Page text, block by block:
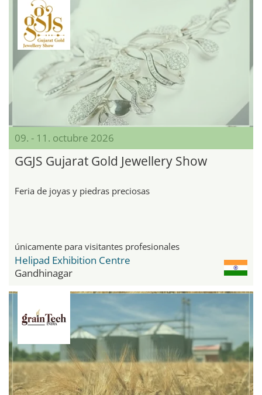
09. - 11. octubre 2026
GGJS Gujarat Gold Jewellery Show
Feria de joyas y piedras preciosas
únicamente para visitantes profesionales
Helipad Exhibition Centre
Gandhinagar